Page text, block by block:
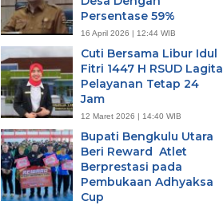
Persentase 59%
16 April 2026 | 12:44 WIB
Cuti Bersama Libur Idul
Fitri 1447 H RSUD Lagita
Pelayanan Tetap 24
Jam
12 Maret 2026 | 14:40 WIB
Bupati Bengkulu Utara
Beri Reward Atlet
Berprestasi pada
Pembukaan Adhyaksa
Cup